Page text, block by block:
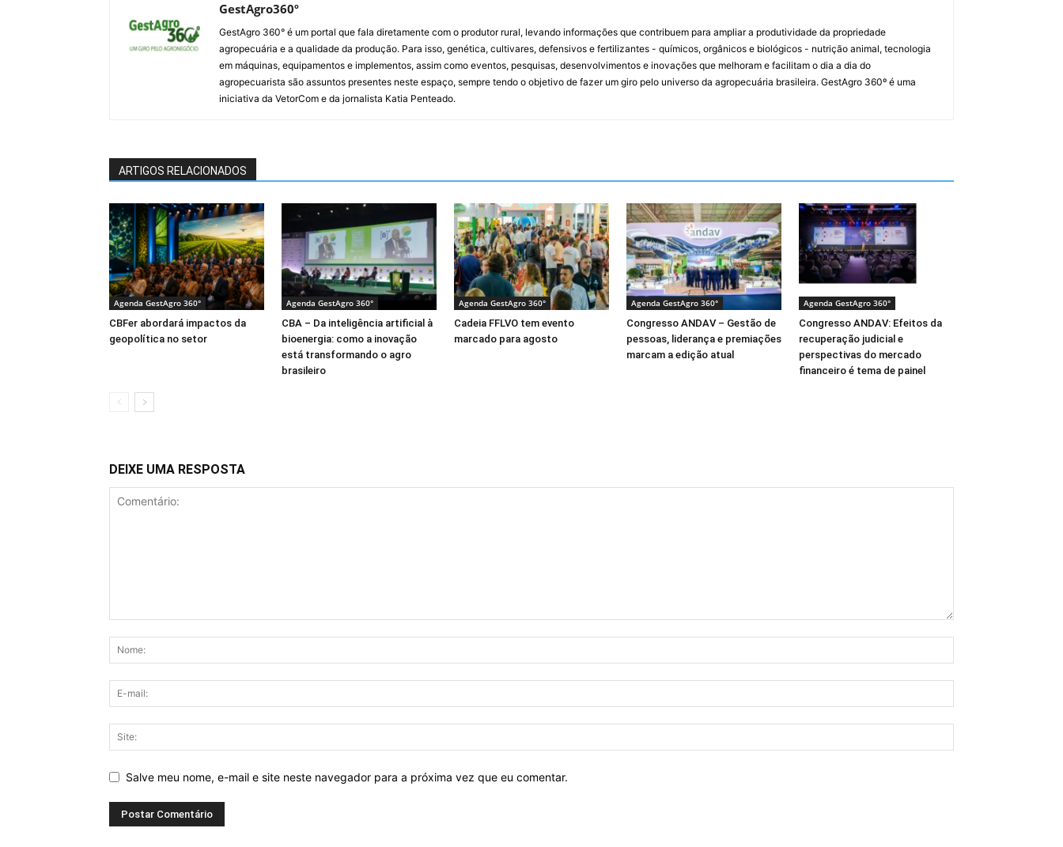
GestAgro360º
GestAgro 360° é um portal que fala diretamente com o produtor rural, levando informações que contribuem para ampliar a produtividade da propriedade
agropecuária e a qualidade da produção. Para isso, genética, cultivares, defensivos e fertilizantes - químicos, orgânicos e biológicos - nutrição animal, tecnologia
em máquinas, equipamentos e implementos, assim como eventos, pesquisas, desenvolvimentos e inovações que melhoram e facilitam o dia a dia do
agropecuarista são assuntos presentes neste espaço, sempre tendo o objetivo de fazer um giro pelo universo da agropecuária brasileira. GestAgro 360º é uma
iniciativa da VetorCom e da jornalista Katia Penteado.
ARTIGOS RELACIONADOS
Agenda GestAgro 360°
CBFer abordará impactos da
geopolítica no setor
Agenda GestAgro 360°
CBA – Da inteligência artificial à
bioenergia: como a inovação
está transformando o agro
brasileiro
Agenda GestAgro 360°
Cadeia FFLVO tem evento
marcado para agosto
Agenda GestAgro 360°
Congresso ANDAV – Gestão de
pessoas, liderança e premiações
marcam a edição atual
Agenda GestAgro 360°
Congresso ANDAV: Efeitos da
recuperação judicial e
perspectivas do mercado
financeiro é tema de painel
DEIXE UMA RESPOSTA
Salve meu nome, e-mail e site neste navegador para a próxima vez que eu comentar.